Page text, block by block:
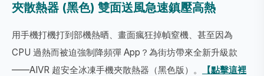
夾散熱器 (黑色) 雙面送風急速鎮壓高熱
用手機打機打到部機熱晒、畫面瘋狂掉幀窒機、甚至因為
CPU 過熱而被迫強制降頻彈 App？為街坊帶來全新升級款
——AIVR 超安全冰凍手機夾散熱器（黑色版）。
【點擊這裡